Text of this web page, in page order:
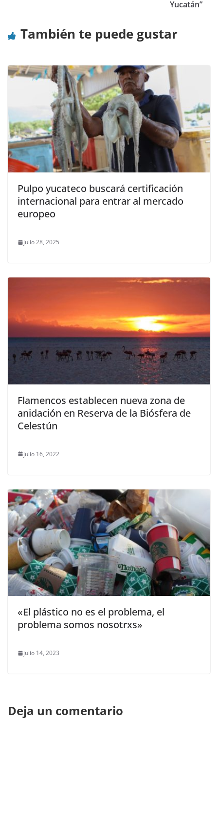
Yucatán”
También te puede gustar
Pulpo yucateco buscará certificación
internacional para entrar al mercado
europeo
julio 28, 2025
Flamencos establecen nueva zona de
anidación en Reserva de la Biósfera de
Celestún
julio 16, 2022
«El plástico no es el problema, el
problema somos nosotrxs»
julio 14, 2023
Deja un comentario